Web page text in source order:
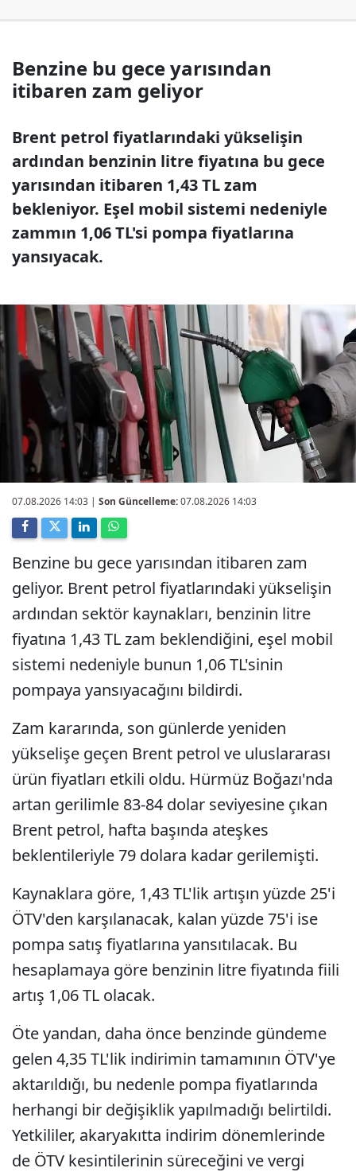
Benzine bu gece yarısından
itibaren zam geliyor
Brent petrol fiyatlarındaki yükselişin
ardından benzinin litre fiyatına bu gece
yarısından itibaren 1,43 TL zam
bekleniyor. Eşel mobil sistemi nedeniyle
zammın 1,06 TL'si pompa fiyatlarına
yansıyacak.
07.08.2026 14:03 | Son Güncelleme:07.08.2026 14:03
Benzine bu gece yarısından itibaren zam
geliyor. Brent petrol fiyatlarındaki yükselişin
ardından sektör kaynakları, benzinin litre
fiyatına 1,43 TL zam beklendiğini, eşel mobil
sistemi nedeniyle bunun 1,06 TL'sinin
pompaya yansıyacağını bildirdi.
Zam kararında, son günlerde yeniden
yükselişe geçen Brent petrol ve uluslararası
ürün fiyatları etkili oldu. Hürmüz Boğazı'nda
artan gerilimle 83-84 dolar seviyesine çıkan
Brent petrol, hafta başında ateşkes
beklentileriyle 79 dolara kadar gerilemişti.
Kaynaklara göre, 1,43 TL'lik artışın yüzde 25'i
ÖTV'den karşılanacak, kalan yüzde 75'i ise
pompa satış fiyatlarına yansıtılacak. Bu
hesaplamaya göre benzinin litre fiyatında fiili
artış 1,06 TL olacak.
Öte yandan, daha önce benzinde gündeme
gelen 4,35 TL'lik indirimin tamamının ÖTV'ye
aktarıldığı, bu nedenle pompa fiyatlarında
herhangi bir değişiklik yapılmadığı belirtildi.
Yetkililer, akaryakıtta indirim dönemlerinde
de ÖTV kesintilerinin süreceğini ve vergi